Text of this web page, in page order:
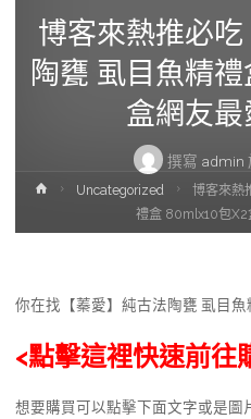
博客來熱推必
陶甕 虱目魚精
盒網友
撰寫 admin
首
Uncategorized
博客來熱
禮盒 80mlx10包X2
你在找【蓁愛】純古法陶甕 虱目
<點擊這裡快速前往
想要購買可以點擊下面文字或是圖